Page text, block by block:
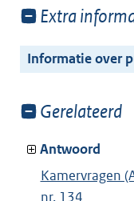
Toon
van:
Extra
Informatie over
Toon
van:
Gerelateerd
Antwoord
Kamervragen
nr. 134